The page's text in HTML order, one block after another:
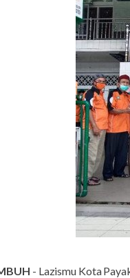
- Lazismu Kota